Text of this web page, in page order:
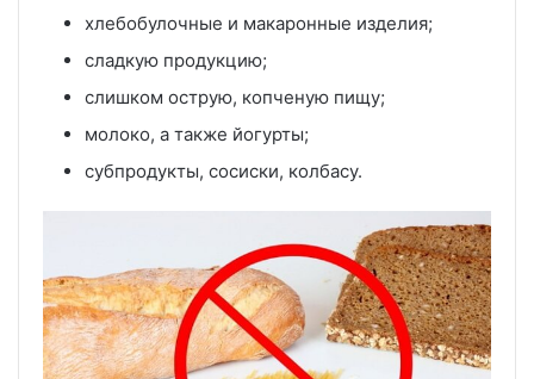
хлебобулочные и макаронные изделия;
сладкую продукцию;
слишком острую, копченую пищу;
молоко, а также йогурты;
субпродукты, сосиски, колбасу.